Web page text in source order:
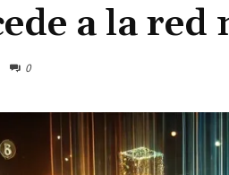
a la
0